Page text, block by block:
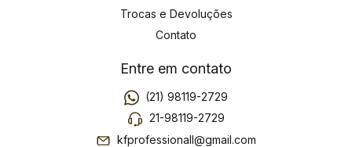
Trocas e Devoluções
Contato
Entre em contato
(21) 98119-2729
21-98119-2729
kfprofessionall@gmail.com